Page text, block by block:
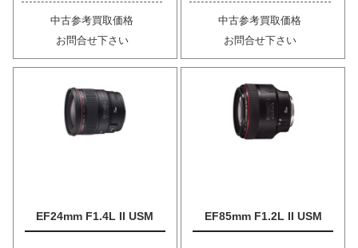
中古参考買取価格
お問合せ下さい
中古参考買取価格
お問合せ下さい
EF24mm F1.4L II USM EF85mm F1.2L II USM